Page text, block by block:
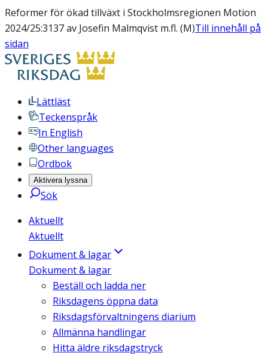
Reformer för ökad tillväxt i Stockholmsregionen Motion
2024/25:3137 av Josefin Malmqvist m.fl. (M)Till innehåll på
sidan
Lättläst
Teckenspråk
In English
Other languages
Ordbok
Aktivera lyssna
Sök
Aktuellt
Aktuellt
Dokument & lagar
Dokument & lagar
Beställ och ladda ner
Riksdagens öppna data
Riksdagsförvaltningens diarium
Allmänna handlingar
Hitta äldre riksdagstryck